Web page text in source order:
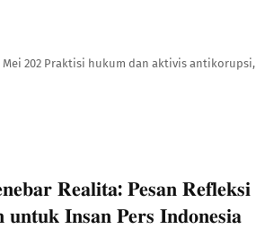
202 Praktisi hukum dan aktivis antikorupsi,
𝐑𝐞𝐚𝐥𝐢𝐭𝐚: 𝐏𝐞𝐬𝐚𝐧 𝐑𝐞𝐟𝐥𝐞𝐤𝐬𝐢
𝐈𝐧𝐬𝐚𝐧 𝐏𝐞𝐫𝐬 𝐈𝐧𝐝𝐨𝐧𝐞𝐬𝐢𝐚